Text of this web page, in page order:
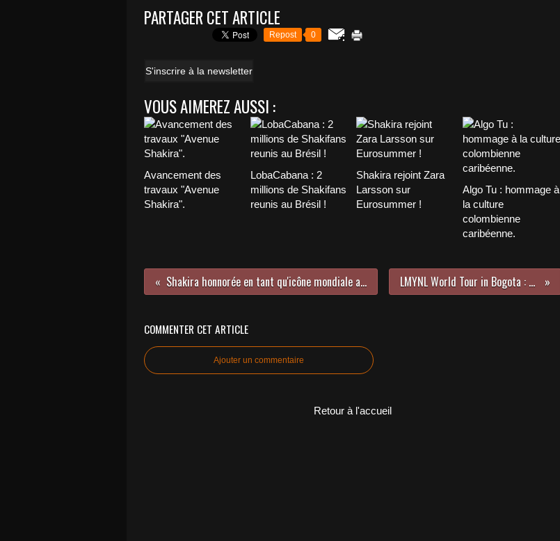
PARTAGER CET ARTICLE
Repost 0
S'inscrire à la newsletter
VOUS AIMEREZ AUSSI :
Avancement des
travaux "Avenue
Shakira".
LobaCabana : 2
millions de Shakifans
reunis au Brésil !
Shakira rejoint Zara
Larsson sur
Eurosummer !
Algo Tu : hommage à
la culture
colombienne
caribéenne.
Shakira honnorée en tant qu'icône mondiale aux "Live Music Summit". LMYNL World Tour in Bogota : photos + résumé !
COMMENTER CET ARTICLE
Ajouter un commentaire
Retour à l'accueil